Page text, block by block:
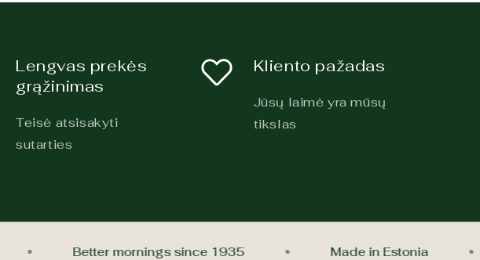
Lengvas prekės
grąžinimas
Teisė atsisakyti
sutarties
Kliento pažadas
Jūsų laimė yra mūsų
tikslas
Better mornings since 1935 Made in Estonia